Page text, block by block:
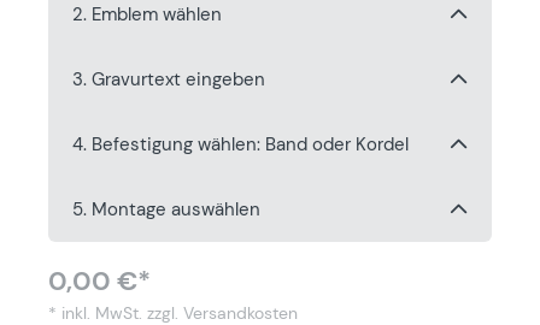
2. Emblem wählen
3. Gravurtext eingeben
4. Befestigung wählen: Band oder Kordel
5. Montage auswählen
0,00 €*
* inkl. MwSt. zzgl. Versandkosten